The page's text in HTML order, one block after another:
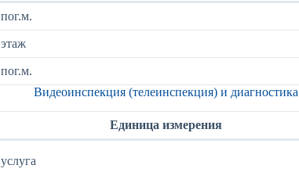
пог.м.
этаж
пог.м.
Видеоинспекция (телеинспекция) и диагностика
Единица измерения
услуга